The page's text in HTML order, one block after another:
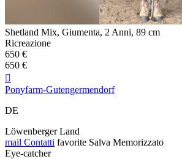
Shetland Mix, Giumenta, 2 Anni, 89 cm
Ricreazione
650 €
650 €

Ponyfarm-Gutengermendorf
DE
Löwenberger Land
mail Contatti favorite Salva Memorizzato
Eye-catcher